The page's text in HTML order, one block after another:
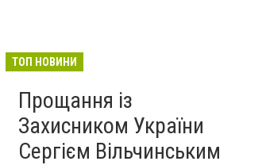
ТОП НОВИНИ
Прощання із
Захисником України
Сергієм Вільчинським